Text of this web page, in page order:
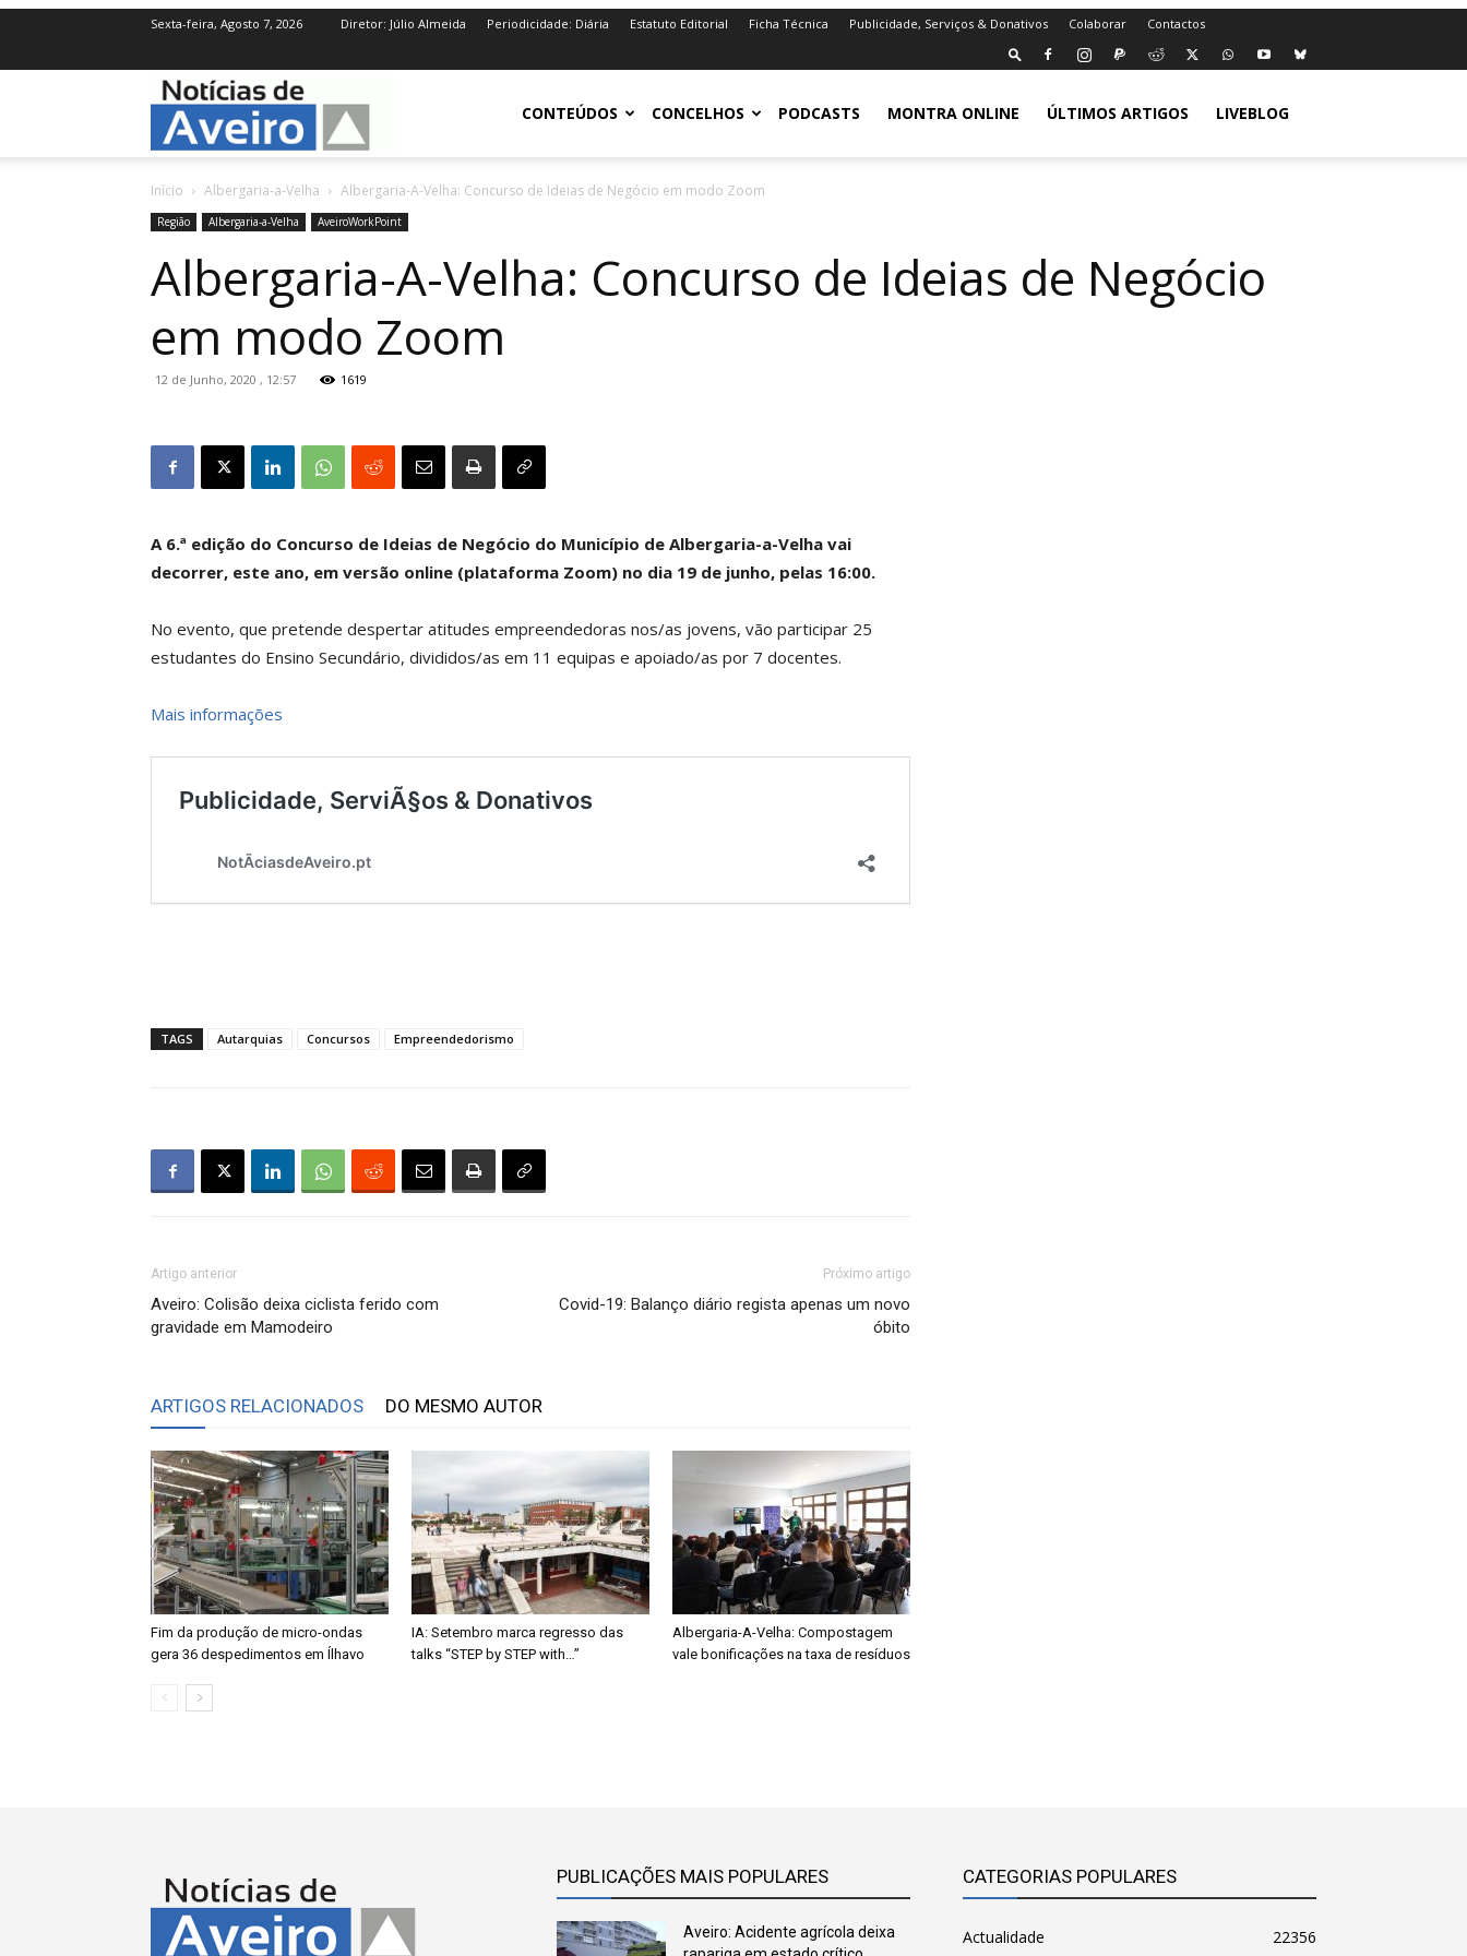
Sexta-feira, Agosto 7, 2026 Diretor: Júlio Almeida Periodicidade: Diária Estatuto Editorial Ficha Técnica Publicidade, Serviços & Donativos Colaborar Contactos
NotíciasdeAveiro.ptCONTEÚDOS CONCELHOS PODCASTS MONTRA ONLINE ÚLTIMOS ARTIGOS LIVEBLOG
Início Albergaria-a-Velha Albergaria-A-Velha: Concurso de Ideias de Negócio em modo Zoom
Região Albergaria-a-Velha AveiroWorkPoint
Albergaria-A-Velha: Concurso de Ideias de Negócio
em modo Zoom
12 de Junho, 2020 , 12:57 1619
A 6.ª edição do Concurso de Ideias de Negócio do Município de Albergaria-a-Velha vai
decorrer, este ano, em versão online (plataforma Zoom) no dia 19 de junho, pelas 16:00.
No evento, que pretende despertar atitudes empreendedoras nos/as jovens, vão participar 25
estudantes do Ensino Secundário, divididos/as em 11 equipas e apoiado/as por 7 docentes.
Mais informações
TAGS Autarquias Concursos Empreendedorismo
Artigo anterior
Aveiro: Colisão deixa ciclista ferido com
gravidade em Mamodeiro
Próximo artigo
Covid-19: Balanço diário regista apenas um novo
óbito
ARTIGOS RELACIONADOS DO MESMO AUTOR
Fim da produção de micro-ondas
gera 36 despedimentos em Ílhavo
IA: Setembro marca regresso das
talks “STEP by STEP with…”
Albergaria-A-Velha: Compostagem
vale bonificações na taxa de resíduos
PUBLICAÇÕES MAIS POPULARES
Aveiro: Acidente agrícola deixa
CATEGORIAS POPULARES
Actualidade 22356